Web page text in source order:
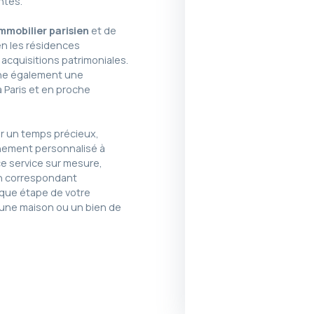
parisien et de
les résidences
patrimoniales.
également une
et en proche
un temps précieux,
personnalisé à
service sur mesure,
correspondant
étape de votre
maison ou un bien de